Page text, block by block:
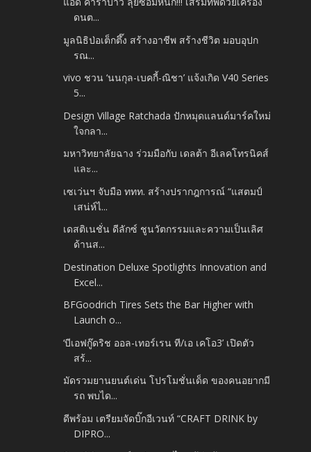
ดนต...
มูลนิธิป่อเต็กตึ๊ง สร้างอาชีพ สร้างชีวิต มอบอุปก
รณ...
vivo ชวน ‘นนกุล-เบคกี้-ณิชา’ แจ้งเกิด V40 Series
5...
Design Village Ratchada ปักหมุดแลนด์มาร์คใหม่
ใจกลา...
มหาวิทยาลัยฉาง ร่วมมือกับ เดลต้า อีเลคโทรนิคส์
และ...
เซเว่นฯ จับมือ ททท. สร้างปรากฎการณ์ “แสตมป์
เสน่ห์ไ...
เดสติเนชั่น ดีลักซ์ ชูนวัตกรรมและความเป็นเลิศ
ด้านส...
Destination Deluxe Spotlights Innovation and
Excel...
BFGoodrich Tires Sets the Bar Higher with
Launch o...
‘บีเอฟกู๊ดริช ออล-เทอร์เรน ที/เอ เคโอ3’ เปิดตัว
สร้...
มัดรวมยานยนต์เด่น โปรโมชั่นเด็ด ของคนอยากมี
รถ พบได...
ดีพร้อม เตรียมจัดบิ๊กอีเวนท์ “CRAFT DRINK by
DIPRO...